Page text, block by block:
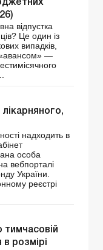
відпустка
Це один із
випадків,
«авансом» —
лікарняного,
надходить в
особа
вебпорталі
України.
реєстрі
розмірі